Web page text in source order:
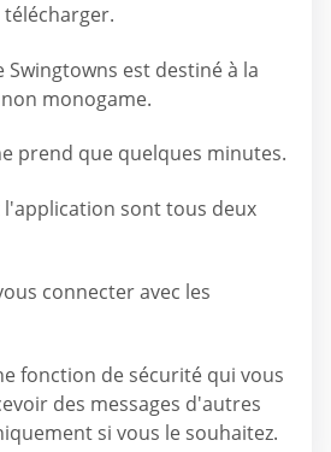
Swingtowns est destiné à la
monogame.
prend que quelques minutes.
l'application sont tous deux
connecter avec les
fonction de sécurité qui vous
des messages d'autres
si vous le souhaitez.